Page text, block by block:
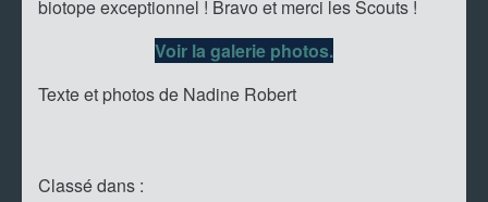
biotope exceptionnel ! Bravo et merci les Scouts !
Voir la galerie photos.
Texte et photos de Nadine Robert
Classé dans :